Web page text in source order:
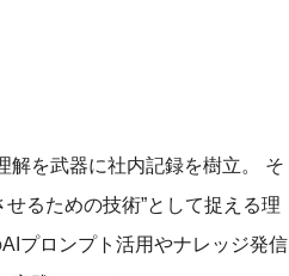
解を武器に社内記録を樹立。 そ
るための技術”として捉える理
プロンプト活用やナレッジ発信